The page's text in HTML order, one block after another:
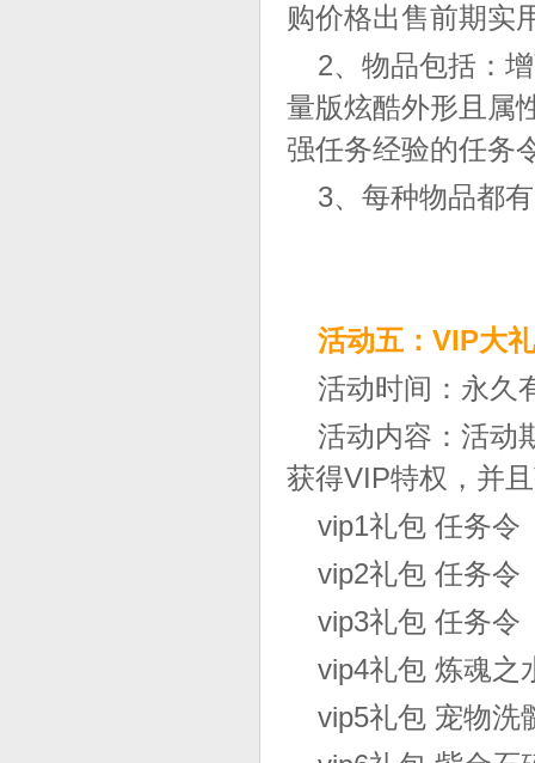
购价格出售前期实
2、物品包括：
量版炫酷外形且属
强任务经验的任务
3、每种物品都
活动五：VIP大
活动时间：永久
活动内容：活动
获得VIP特权，并
vip1礼包 任务令
vip2礼包 任务令
vip3礼包 任务令
vip4礼包 炼魂之
vip5礼包 宠物洗